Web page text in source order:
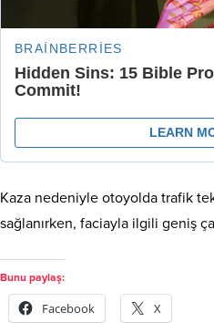
Kaza nedeniyle otoyolda trafik
sağlanırken, faciayla ilgili geniş
Bunu paylaş:
Facebook X